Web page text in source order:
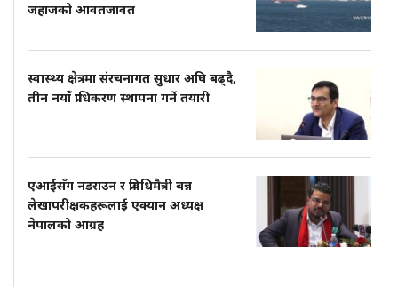
जहाजको आवतजावत
स्वास्थ्य क्षेत्रमा संरचनागत सुधार अघि बढ्दै,
तीन नयाँ प्राधिकरण स्थापना गर्ने तयारी
एआईसँग नडराउन र प्रविधिमैत्री बन्न
लेखापरीक्षकहरूलाई एक्यान अध्यक्ष
नेपालको आग्रह